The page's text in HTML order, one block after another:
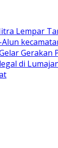
Lempar
di